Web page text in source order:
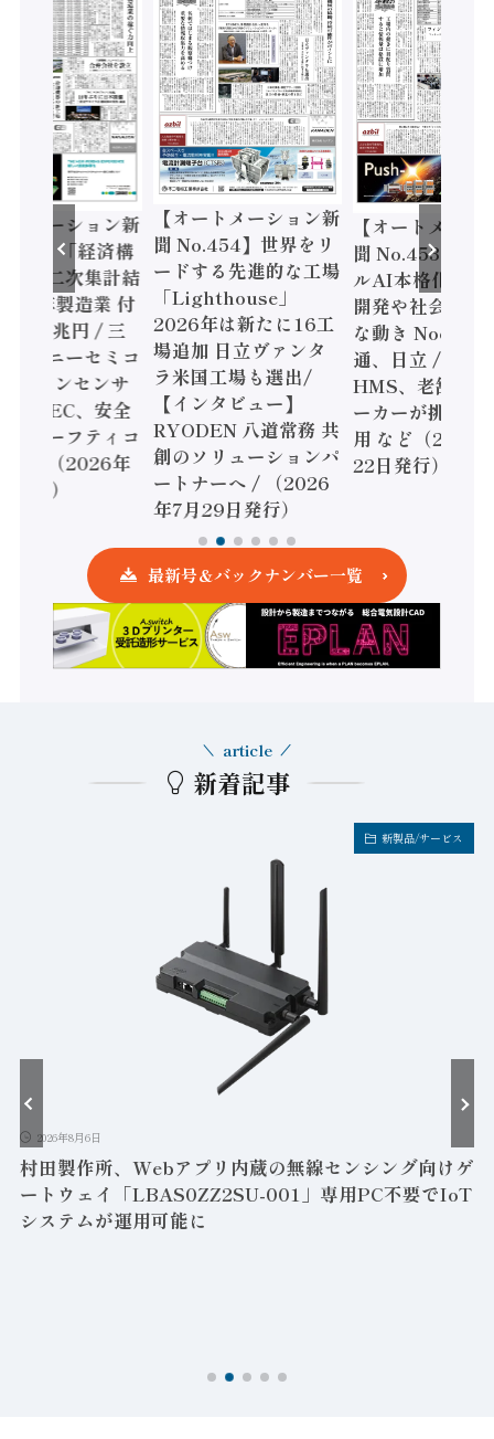
トメーション新
】「経済構
調査二次集計結
年製造業 付
額86兆円 / 三
とソニーセミコ
ジョンセンサ
/ IDEC、安全
すセーフティコ
ーラ（2026年
発行）
【オートメーション新
聞 No.454】世界をリ
ードする先進的な工場
「Lighthouse」
2026年は新たに16工
場追加 日立ヴァンタ
ラ米国工場も選出/
【インタビュー】
RYODEN 八道常務 共
創のソリューションパ
ートナーへ / （2026
年7月29日発行）
【オートメーシ
聞 No.453】フ
ルAI本格化へ
開発や社会実装
な動き Noetra
通、日立 / 兵神
HMS、老舗ポ
ーカーが挑むデ
用 など（2026
22日発行）
最新号＆バックナンバー一覧
新着記事
article
新製品/サービス
2026年8月6日
村田製作所、Webアプリ内蔵の無線センシング向けゲ
ートウェイ「LBAS0ZZ2SU-001」専用PC不要でIoT
システムが運用可能に